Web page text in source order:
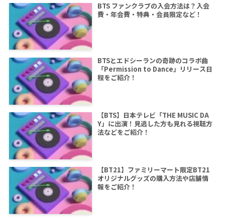
BTS ファンクラブの入会方法は？入会
費・年会費・特典・会員限定など！
BTSとエドシーランの奇跡のコラボ曲
「Permission to Dance」リリース日
程をご紹介！
【BTS】日本テレビ「THE MUSIC DA
Y」に出演！見逃した方も見れる視聴方
法などをご紹介！
【BT21】ファミリーマート限定BT21
オリジナルグッズの購入方法や店舗情
報をご紹介！